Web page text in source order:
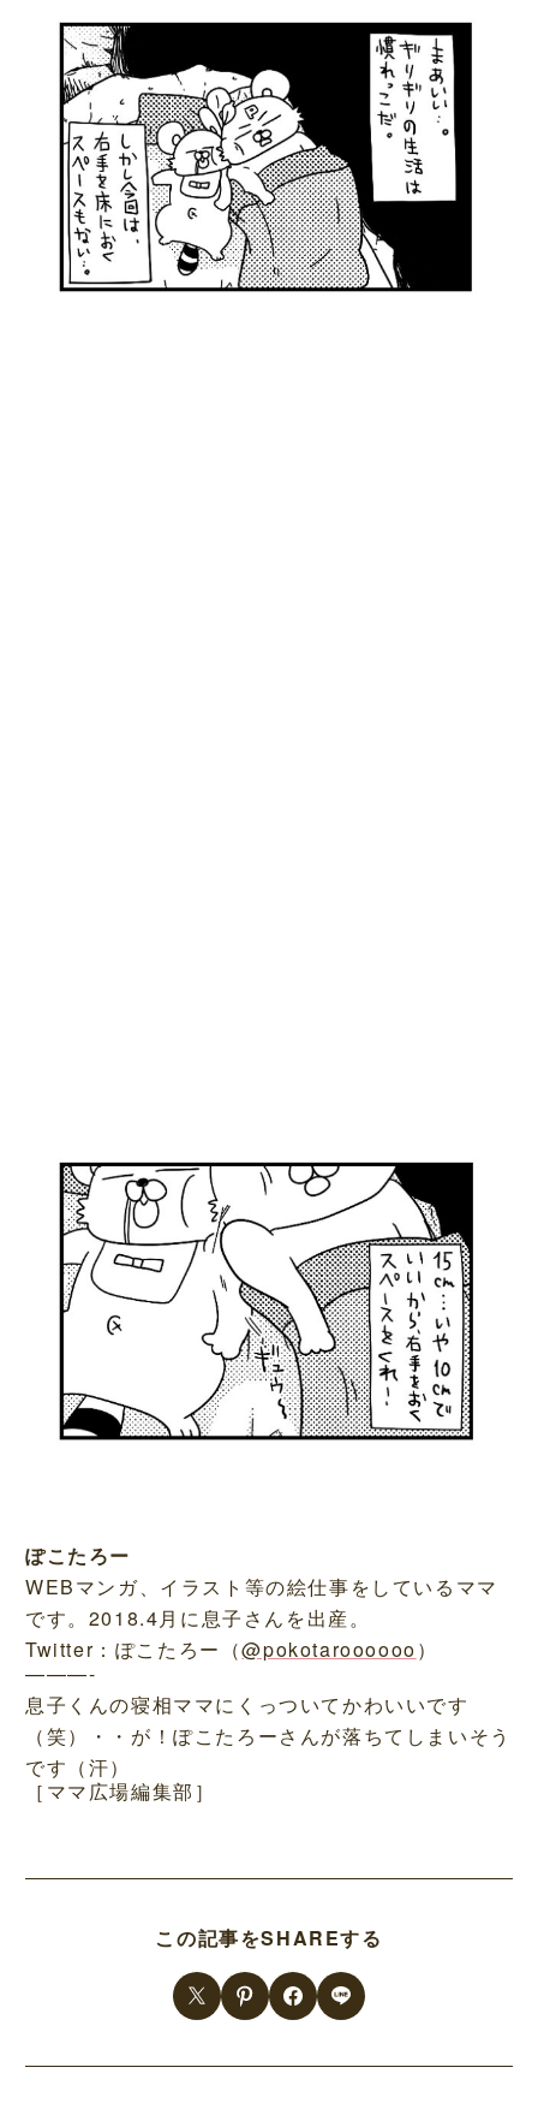
ぽこたろー
WEBマンガ、イラスト等の絵仕事をしているママ
です。2018.4月に息子さんを出産。
Twitter：ぽこたろー（@pokotaroooooo）
———-
息子くんの寝相ママにくっついてかわいいです
（笑）・・が！ぽこたろーさんが落ちてしまいそう
です（汗）
［ママ広場編集部］
この記事をSHAREする